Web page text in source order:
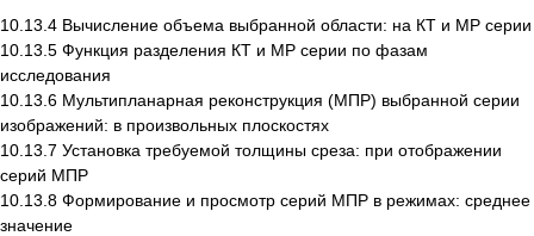
10.13.4 Вычисление объема выбранной области: на КТ и МР серии
10.13.5 Функция разделения КТ и МР серии по фазам
исследования
10.13.6 Мультипланарная реконструкция (МПР) выбранной серии
изображений: в произвольных плоскостях
10.13.7 Установка требуемой толщины среза: при отображении
серий МПР
10.13.8 Формирование и просмотр серий МПР в режимах: среднее
значение
Есть вопросы?
Оставьте номер и мы перезвоним!